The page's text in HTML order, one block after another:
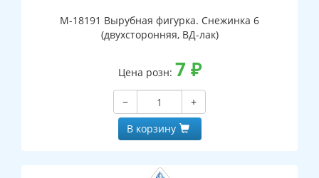
М-18191 Вырубная фигурка. Снежинка 6
(двухсторонняя, ВД-лак)
Цена розн: 7 ₽
−
+
В корзину